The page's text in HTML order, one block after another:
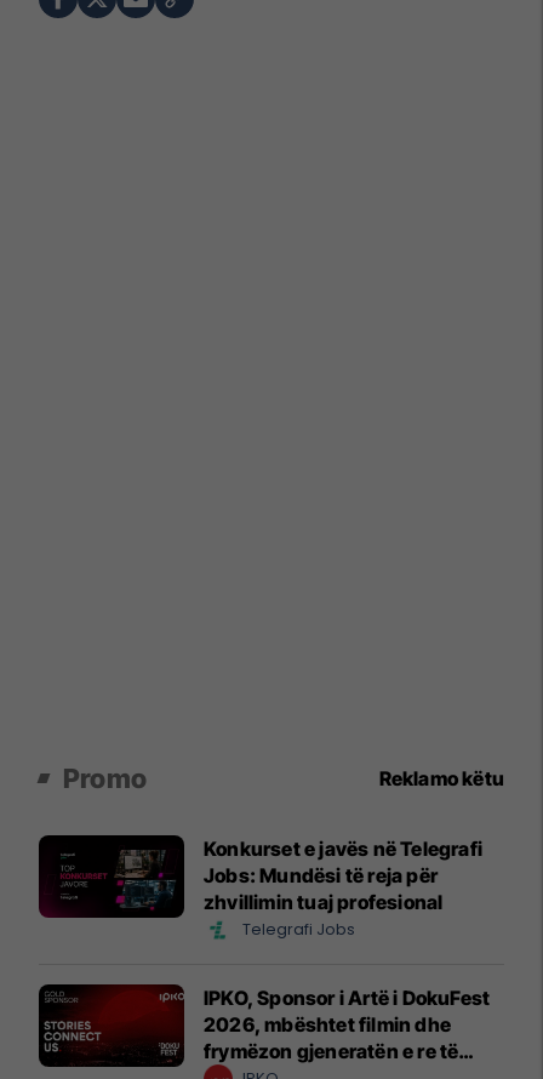
Promo Reklamo këtu
Konkurset e javës në Telegrafi
Jobs: Mundësi të reja për
zhvillimin tuaj profesional
Telegrafi Jobs
IPKO, Sponsor i Artë i DokuFest
2026, mbështet filmin dhe
frymëzon gjeneratën e re të